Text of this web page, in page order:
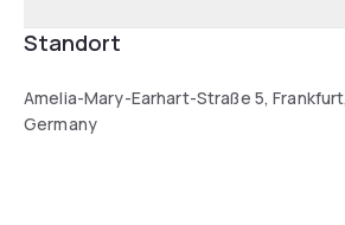
Standort
Amelia-Mary-Earhart-Straße 5,
Germany